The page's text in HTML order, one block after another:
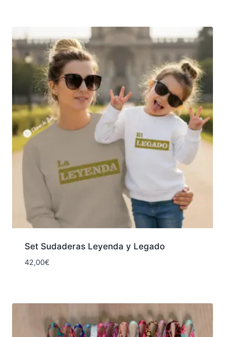
hasta
39,90€
Set Sudaderas Leyenda y Legado
42,00€